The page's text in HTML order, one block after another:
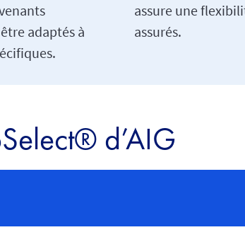
adaptés à
assure une
assurés.
d’AIG